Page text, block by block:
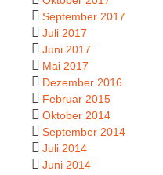
September 2017
Juli 2017
Juni 2017
Mai 2017
Dezember 2016
Februar 2015
Oktober 2014
September 2014
Juli 2014
Juni 2014